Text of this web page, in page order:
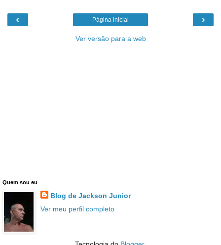
‹ ›
Página inicial
Ver versão para a web
Quem sou eu
Blog de Jackson Junior
Ver meu perfil completo